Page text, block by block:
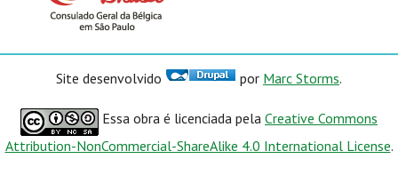
Site desenvolvido por Marc Storms.
Essa obra é licenciada pela Creative Commons
Attribution-NonCommercial-ShareAlike 4.0 International License.